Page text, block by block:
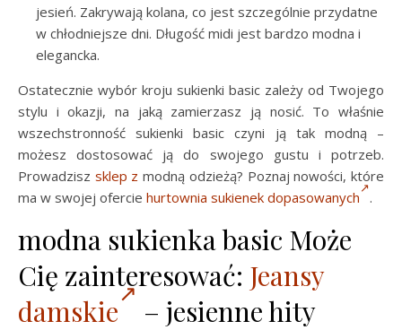
jesień. Zakrywają kolana, co jest szczególnie przydatne
w chłodniejsze dni. Długość midi jest bardzo modna i
elegancka.
Ostatecznie wybór kroju sukienki basic zależy od Twojego
stylu i okazji, na jaką zamierzasz ją nosić. To właśnie
wszechstronność sukienki basic czyni ją tak modną –
możesz dostosować ją do swojego gustu i potrzeb.
Prowadzisz sklep z modną odzieżą? Poznaj nowości, które
ma w swojej ofercie hurtownia sukienek dopasowanych .
modna sukienka basic Może
Cię zainteresować: Jeansy
damskie
– jesienne hity